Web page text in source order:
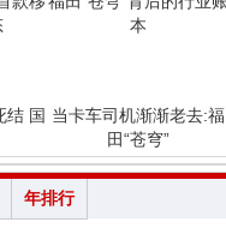
结 国 当卡车司机渐渐老去:福
田“苍穹”
年排行